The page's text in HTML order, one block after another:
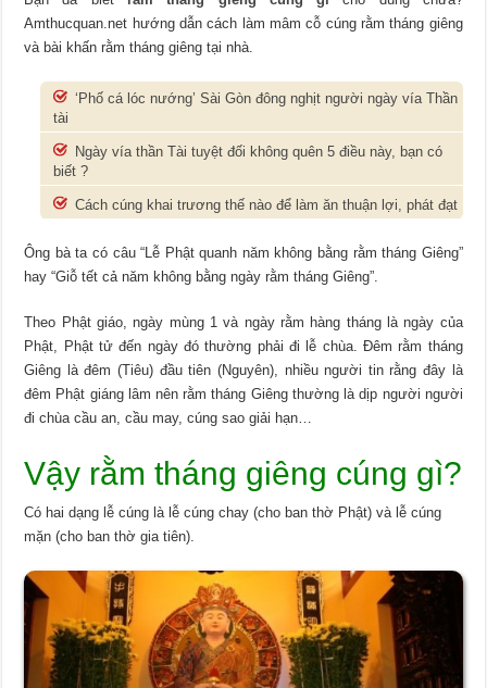
Amthucquan.net hướng dẫn cách làm mâm cỗ cúng rằm tháng giêng
và bài khấn rằm tháng giêng tại nhà.
‘Phố cá lóc nướng’ Sài Gòn đông nghịt người ngày vía Thần
tài
Ngày vía thần Tài tuyệt đối không quên 5 điều này, bạn có
biết ?
Cách cúng khai trương thế nào để làm ăn thuận lợi, phát đạt
Ông bà ta có câu “Lễ Phật quanh năm không bằng rằm tháng Giêng”
hay “Giỗ tết cả năm không bằng ngày rằm tháng Giêng”.
Theo Phật giáo, ngày mùng 1 và ngày rằm hàng tháng là ngày của
Phật, Phật tử đến ngày đó thường phải đi lễ chùa. Đêm rằm tháng
Giêng là đêm (Tiêu) đầu tiên (Nguyên), nhiều người tin rằng đây là
đêm Phật giáng lâm nên rằm tháng Giêng thường là dịp người người
đi chùa cầu an, cầu may, cúng sao giải hạn…
Vậy rằm tháng giêng cúng gì?
Có hai dạng lễ cúng là lễ cúng chay (cho ban thờ Phật) và lễ cúng
mặn (cho ban thờ gia tiên).